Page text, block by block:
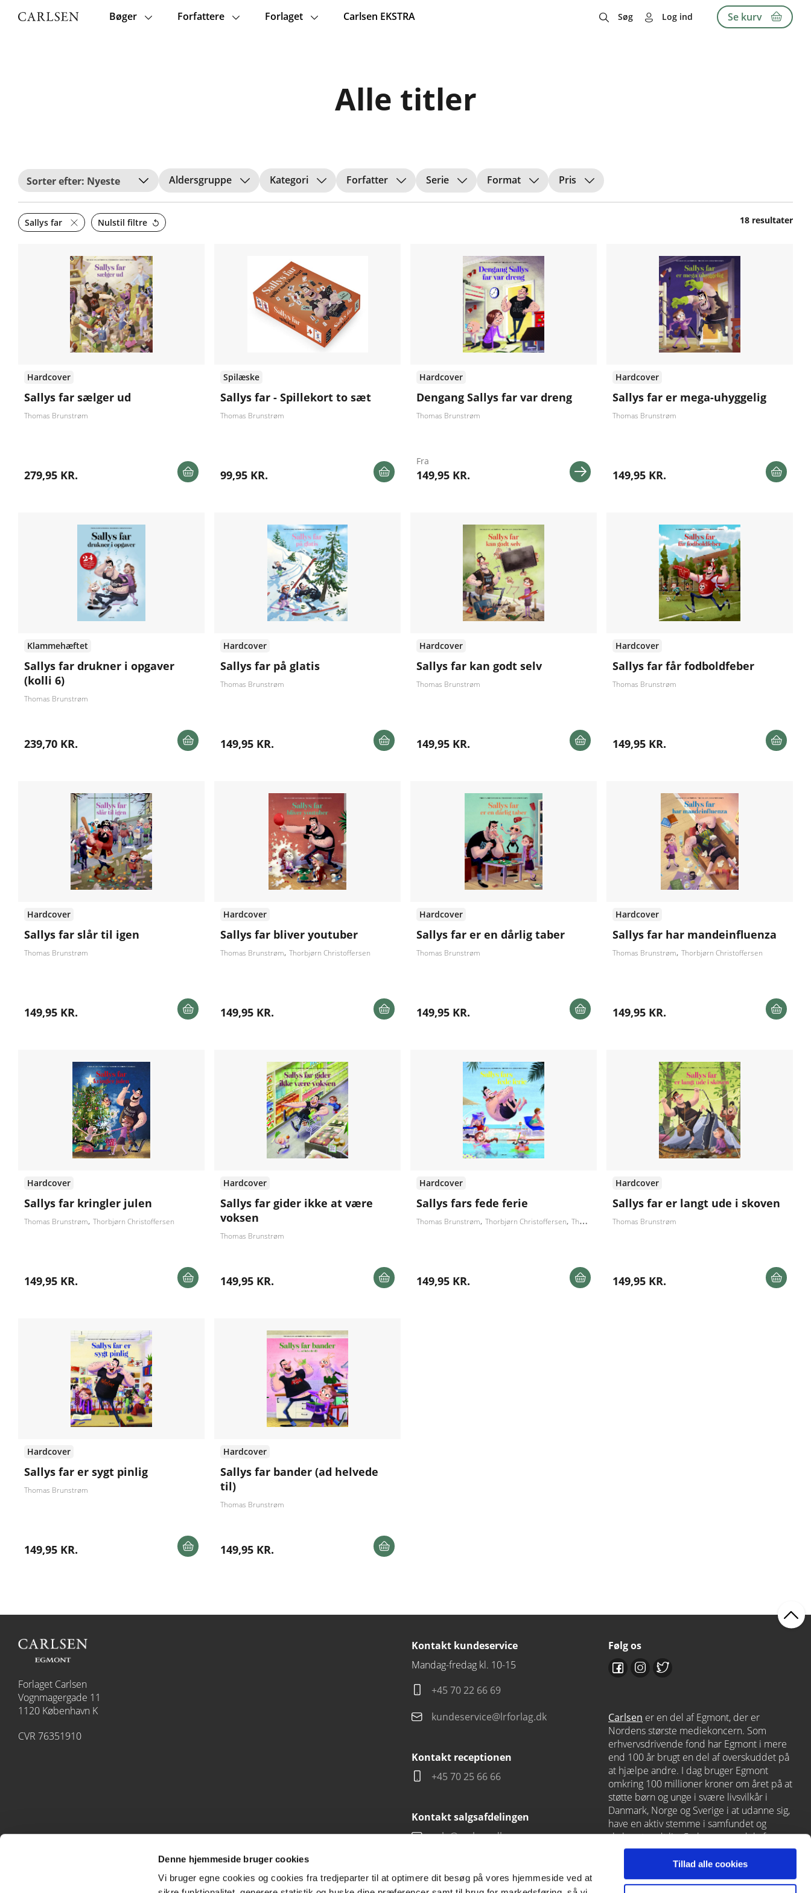
Denne hjemmeside bruger cookies
Vi bruger egne cookies og cookies fra tredjeparter til at optimere dit besøg på vores hjemmeside ved at
Tillad alle cookies
Main
Bøger Forfattere Forlaget Carlsen EKSTRA Søg Log ind Se kurv
Alle titler
Nyeste Aldersgruppe Kategori Forfatter Serie Format Pris
Sallys far Nulstil filtre 18 resultater
Hardcover
Sallys far sælger ud
Thomas Brunstrøm
279,95 KR.
Spilæske
Sallys far - Spillekort to sæt
Thomas Brunstrøm
99,95 KR.
Hardcover
Dengang Sallys far var dreng
Thomas Brunstrøm
Fra
149,95 KR.
Hardcover
Sallys far er mega-uhyggelig
Thomas Brunstrøm
149,95 KR.
Klammehæftet
Sallys far drukner i opgaver
(kolli 6)
Thomas Brunstrøm
239,70 KR.
Hardcover
Sallys far på glatis
Thomas Brunstrøm
149,95 KR.
Hardcover
Sallys far kan godt selv
Thomas Brunstrøm
149,95 KR.
Hardcover
Sallys far får fodboldfeber
Thomas Brunstrøm
149,95 KR.
Hardcover
Sallys far slår til igen
Thomas Brunstrøm
149,95 KR.
Hardcover
Sallys far bliver youtuber
Thomas Brunstrøm Thorbjørn Christoffersen
149,95 KR.
Hardcover
Sallys far er en dårlig taber
Thomas Brunstrøm
149,95 KR.
Hardcover
Sallys far har mandeinfluenza
Thomas Brunstrøm Thorbjørn Christoffersen
149,95 KR.
Hardcover
Sallys far kringler julen
Thomas Brunstrøm Thorbjørn Christoffersen
149,95 KR.
Hardcover
Sallys far gider ikke at være
voksen
Thomas Brunstrøm
149,95 KR.
Hardcover
Sallys fars fede ferie
Thomas Brunstrøm Thorbjørn Christoffersen Thorbjørn Christoffersen
149,95 KR.
Hardcover
Sallys far er langt ude i skoven
Thomas Brunstrøm
149,95 KR.
Hardcover
Sallys far er sygt pinlig
Thomas Brunstrøm
149,95 KR.
Hardcover
Sallys far bander (ad helvede
til)
Thomas Brunstrøm
149,95 KR.
Forlaget Carlsen
Vognmagergade 11
1120 København K
CVR 76351910
Kontakt kundeservice
Mandag-fredag kl. 10-15
+45 70 22 66 69
kundeservice@lrforlag.dk
Kontakt receptionen
+45 70 25 66 66
Kontakt salgsafdelingen
salg@carlsen.dk
Følg os
Carlsen er en del af Egmont, der er
Nordens største mediekoncern. Som
erhvervsdrivende fond har Egmont i mere
end 100 år brugt en del af overskuddet på
at hjælpe andre. I dag bruger Egmont
omkring 100 millioner kroner om året på at
støtte børn og unge i svære livsvilkår i
Danmark, Norge og Sverige i at udanne sig,
have en aktiv stemme i samfundet og
skabe et godt liv. Carlsen er en del af
Egmont viaLindhardt og Ringhof, som
også rummer L&R Uddannelse – et af
Danmarks førende læringshuse med
Alinea,GoTutor(herunder iNorge),